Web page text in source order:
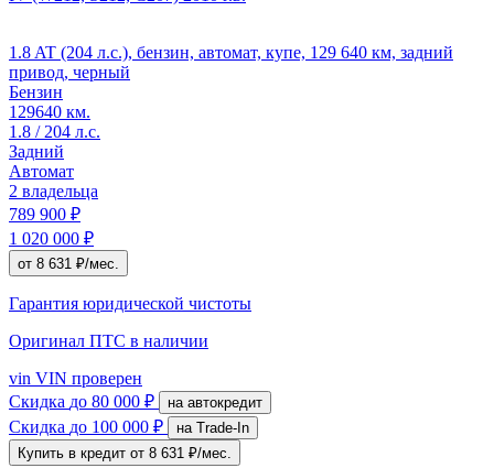
1.8 AT (204 л.с.), бензин, автомат, купе, 129 640 км, задний
привод, черный
Бензин
129640 км.
1.8 / 204 л.с.
Задний
Автомат
2 владельца
789 900 ₽
1 020 000 ₽
от 8 631 ₽/мес.
Гарантия юридической чистоты
Оригинал ПТС в наличии
vin VIN проверен
Скидка до 80 000 ₽ на автокредит
Скидка до 100 000 ₽
на Trade-In
Купить в кредит от 8 631 ₽/мес.